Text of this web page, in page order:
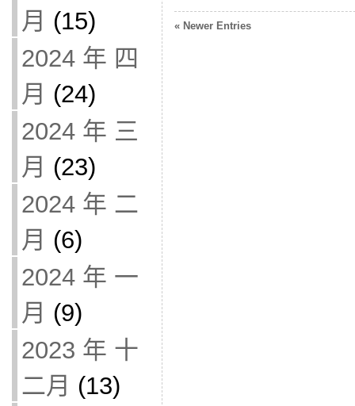
月 (15)
2024 年 四
月 (24)
2024 年 三
月 (23)
2024 年 二
月 (6)
2024 年 一
月 (9)
2023 年 十
二月 (13)
« Newer Entries